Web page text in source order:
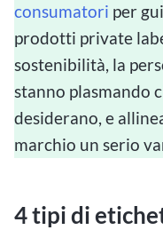
consumatori per
prodotti private
sostenibilità, la
stanno plasmando
desiderano, e
marchio un serio
4 tipi di